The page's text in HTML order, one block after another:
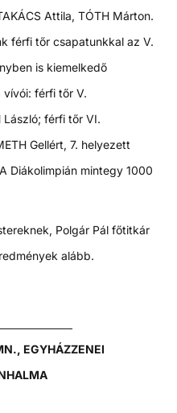
Attila, TÓTH Márton.
férfi tőr csapatunkkal az V.
is kiemelkedő
férfi tőr V.
László; férfi tőr VI.
Gellért, 7. helyezett
Diákolimpián mintegy 1000
Polgár Pál főtitkár
alább.
EGYHÁZZENEI